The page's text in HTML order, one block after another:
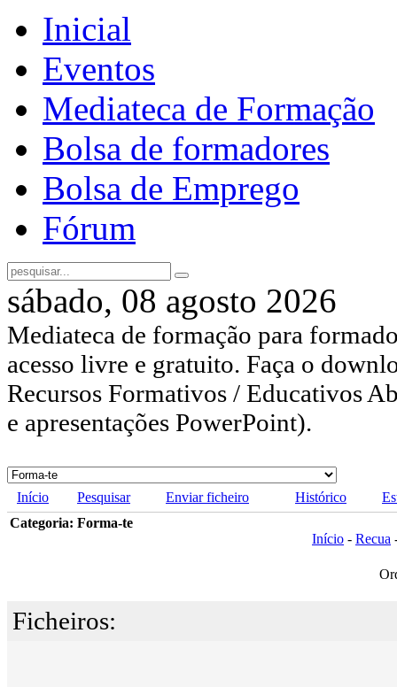
Inicial
Eventos
Mediateca de Formação
Bolsa de formadores
Bolsa de Emprego
Fórum
sábado, 08 agosto 2026
Mediateca de formação para
acesso livre e gratuito. Faça o
Recursos Formativos / Educativos
e apresentações PowerPoint).
Início Pesquisar Enviar ficheiro Histórico
Categoria: Forma-te
Início - Recua
Ficheiros: